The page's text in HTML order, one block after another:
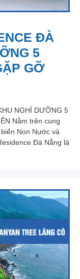
ĐÀ
5
GỠ
NGHỈ DƯỠNG 5
Nằm trên cung
Non Nước và
Đà Nẵng là